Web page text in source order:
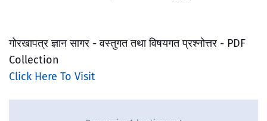
गोरखापत्र ज्ञान सागर - वस्तुगत तथा विषयगत प्रश्नोत्तर - PDF
Collection
Click Here To Visit